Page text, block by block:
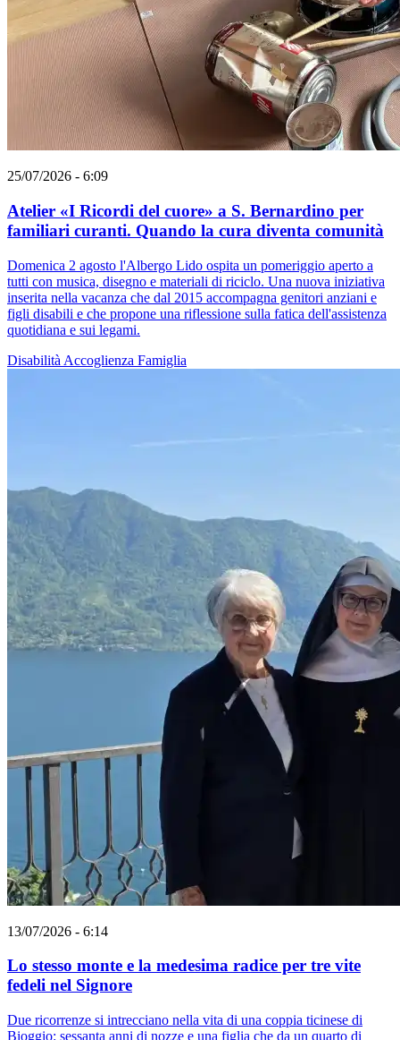
25/07/2026 - 6:09
Atelier «I Ricordi del cuore» a S. Bernardino per
familiari curanti. Quando la cura diventa comunità
Domenica 2 agosto l'Albergo Lido ospita un pomeriggio aperto a
tutti con musica, disegno e materiali di riciclo. Una nuova iniziativa
inserita nella vacanza che dal 2015 accompagna genitori anziani e
figli disabili e che propone una riflessione sulla fatica dell'assistenza
quotidiana e sui legami.
Disabilità Accoglienza Famiglia
13/07/2026 - 6:14
Lo stesso monte e la medesima radice per tre vite
fedeli nel Signore
Due ricorrenze si intrecciano nella vita di una coppia ticinese di
Bioggio: sessanta anni di nozze e una figlia che da un quarto di